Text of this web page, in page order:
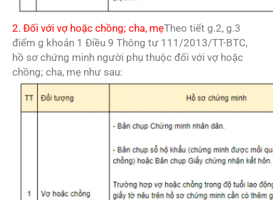
2. Đối với vợ hoặc chồng; cha, mẹTheo tiết g.2, g.3
điểm g khoản 1 Điều 9 Thông tư 111/2013/TT-BTC,
hồ sơ chứng minh người phụ thuộc đối với vợ hoặc
chồng; cha, mẹ như sau: